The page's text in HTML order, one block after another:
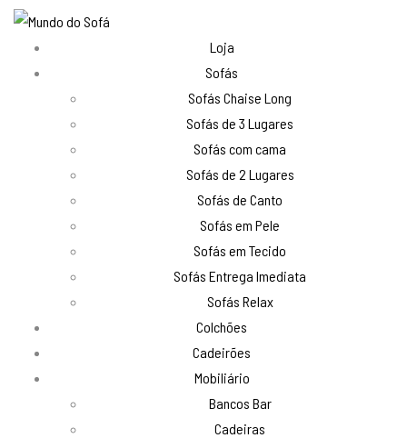
Loja
Sofás
Sofás Chaise Long
Sofás de 3 Lugares
Sofás com cama
Sofás de 2 Lugares
Sofás de Canto
Sofás em Pele
Sofás em Tecido
Sofás Entrega Imediata
Sofás Relax
Colchões
Cadeirões
Mobiliário
Bancos Bar
Cadeiras